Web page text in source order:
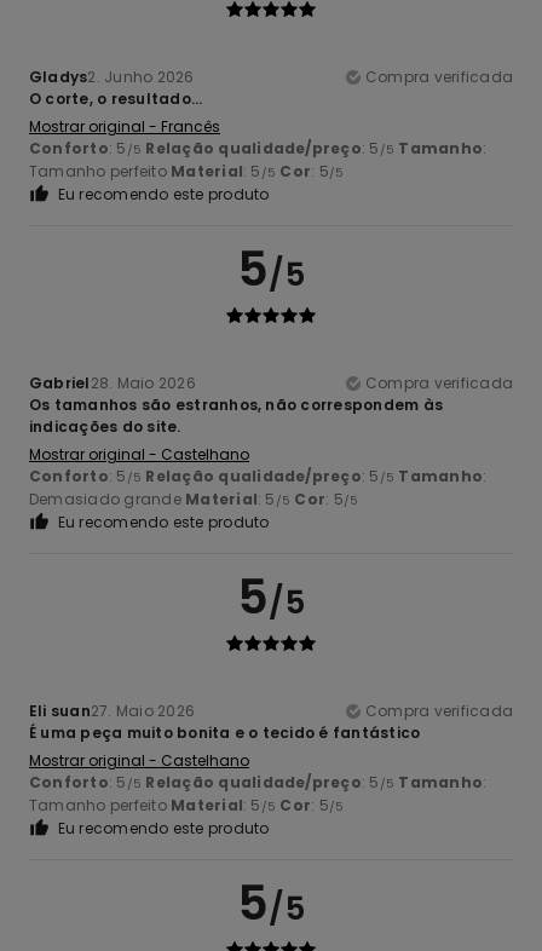
Gladys2. Junho 2026
Compra verificada
O corte, o resultado...
Mostrar original - Francês
Conforto: 5 /5 Relação qualidade/preço: 5 /5 Tamanho:
Tamanho perfeito Material: 5 /5 Cor: 5/5
Eu recomendo este produto
5/5
Gabriel28. Maio 2026
Compra verificada
Os tamanhos são estranhos, não correspondem às
indicações do site.
Mostrar original - Castelhano
Conforto: 5 /5 Relação qualidade/preço: 5 /5 Tamanho:
Demasiado grande Material: 5 /5 Cor: 5/5
Eu recomendo este produto
5/5
Eli suan27. Maio 2026
Compra verificada
É uma peça muito bonita e o tecido é fantástico
Mostrar original - Castelhano
Conforto: 5 /5 Relação qualidade/preço: 5 /5 Tamanho:
Tamanho perfeito Material: 5 /5 Cor: 5/5
Eu recomendo este produto
5/5